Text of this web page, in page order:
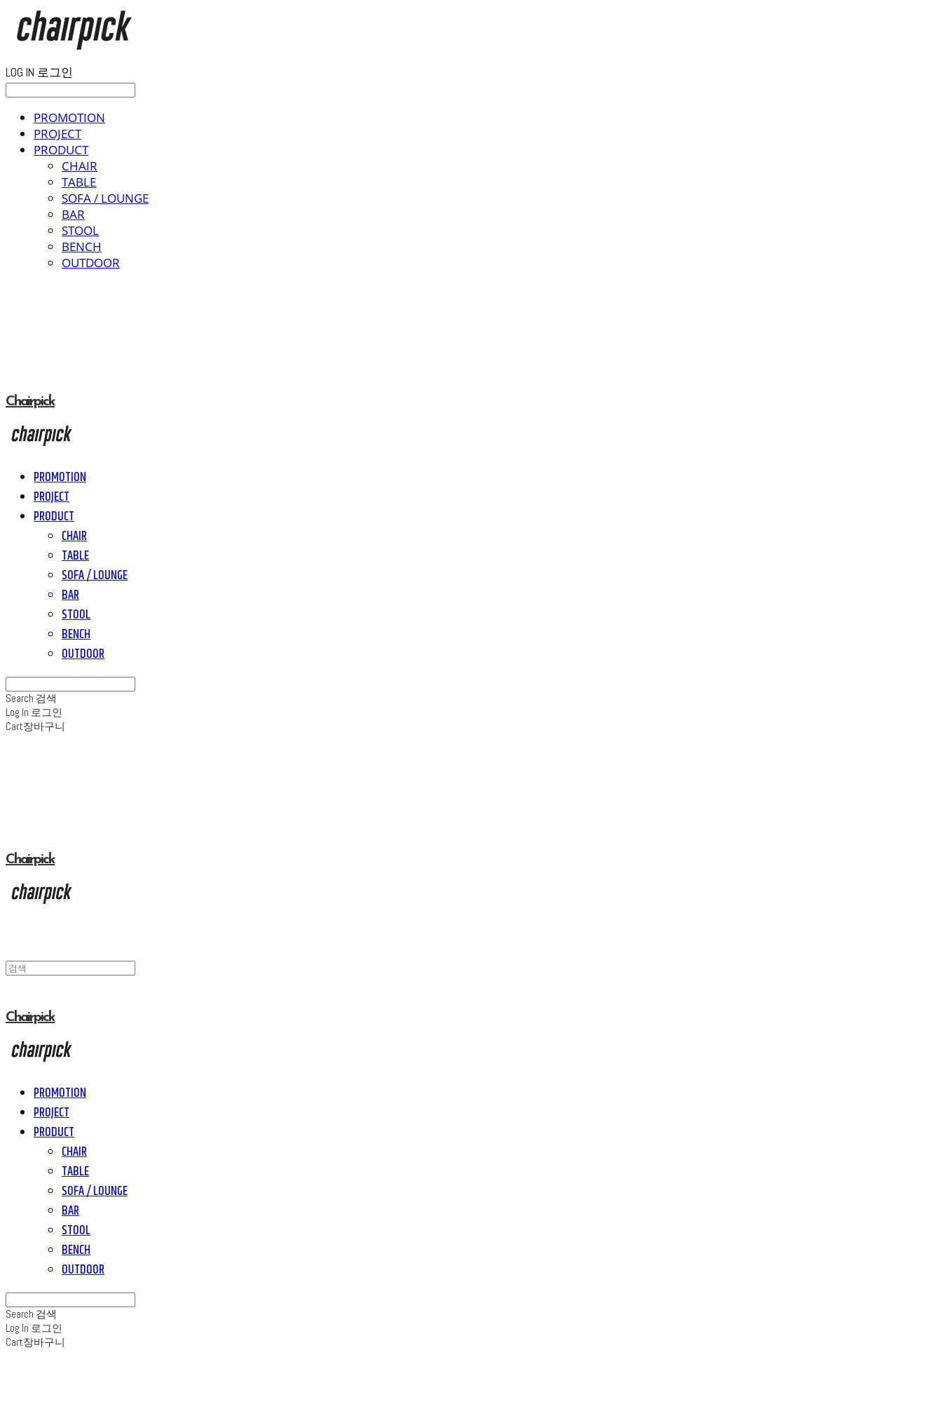
LOG IN 로그인
PROMOTION
PROJECT
PRODUCT
CHAIR
TABLE
SOFA / LOUNGE
BAR
STOOL
BENCH
OUTDOOR
Chairpick
PROMOTION
PROJECT
PRODUCT
CHAIR
TABLE
SOFA / LOUNGE
BAR
STOOL
BENCH
OUTDOOR
Search 검색
Log In 로그인
Cart장바구니
Chairpick
Chairpick
PROMOTION
PROJECT
PRODUCT
CHAIR
TABLE
SOFA / LOUNGE
BAR
STOOL
BENCH
OUTDOOR
Search 검색
Log In 로그인
Cart장바구니